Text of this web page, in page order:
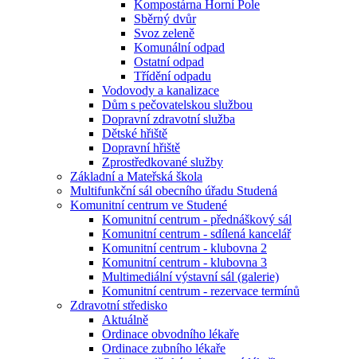
Kompostárna Horní Pole
Sběrný dvůr
Svoz zeleně
Komunální odpad
Ostatní odpad
Třídění odpadu
Vodovody a kanalizace
Dům s pečovatelskou službou
Dopravní zdravotní služba
Dětské hřiště
Dopravní hřiště
Zprostředkované služby
Základní a Mateřská škola
Multifunkční sál obecního úřadu Studená
Komunitní centrum ve Studené
Komunitní centrum - přednáškový sál
Komunitní centrum - sdílená kancelář
Komunitní centrum - klubovna 2
Komunitní centrum - klubovna 3
Multimediální výstavní sál (galerie)
Komunitní centrum - rezervace termínů
Zdravotní středisko
Aktuálně
Ordinace obvodního lékaře
Ordinace zubního lékaře